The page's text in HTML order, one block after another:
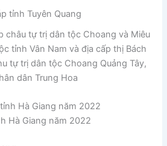
tỉnh Tuyên Quang
châu tự trị dân tộc Choang và Miêu
tỉnh Vân Nam và địa cấp thị Bách
tự trị dân tộc Choang Quảng Tây,
dân Trung Hoa
Hà Giang năm 2022